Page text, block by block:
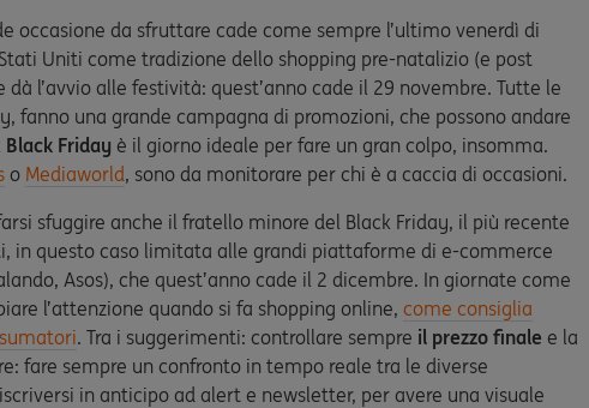
occasione da sfruttare cade come sempre l’ultimo venerdì di
Uniti come tradizione dello shopping pre-natalizio (e post
l’avvio alle festività: quest’anno cade il 29 novembre. Tutte le
fanno una grande campagna di promozioni, che possono andare
Black Friday è il giorno ideale per fare un gran colpo, insomma.
o Mediaworld, sono da monitorare per chi è a caccia di occasioni.
sfuggire anche il fratello minore del Black Friday, il più recente
in questo caso limitata alle grandi piattaforme di e-commerce
Asos), che quest’anno cade il 2 dicembre. In giornate come
l’attenzione quando si fa shopping online, come consiglia
. Tra i suggerimenti: controllare sempre il prezzo finale e la
fare sempre un confronto in tempo reale tra le diverse
in anticipo ad alert e newsletter, per avere una visuale